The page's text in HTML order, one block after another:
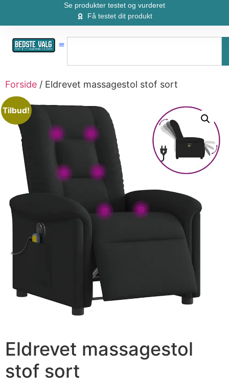
Se produkter testet og vurderet
Få testet dit produkt
Forside / Eldrevet massagestol stof sort
Tilbud!
Eldrevet massagestol
stof sort